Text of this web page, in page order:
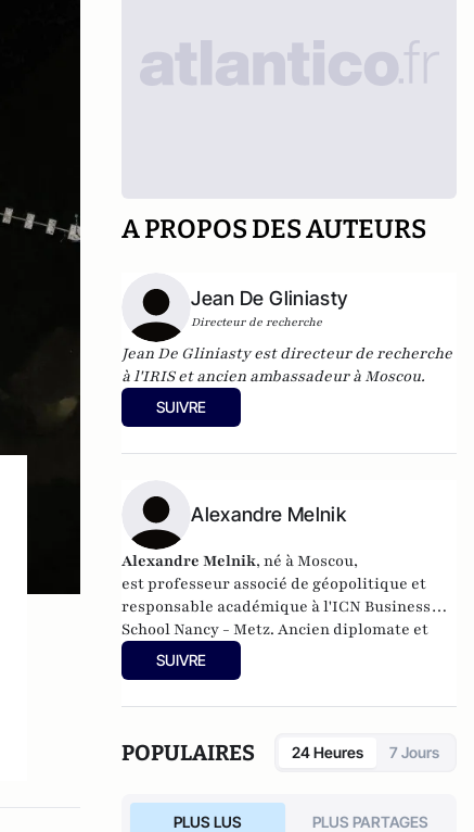
A PROPOS DES AUTEURS
Jean De Gliniasty
Directeur de recherche
Jean De Gliniasty est directeur de recherche
à l'IRIS et ancien ambassadeur à Moscou.
SUIVRE
Alexandre Melnik
Alexandre Melnik, né à Moscou,
est professeur associé de géopolitique et
responsable académique à l'ICN Business
School Nancy - Metz. Ancien diplomate et
speach writer à l'ambassade de Russie à
Pairs, il est aussi conférencier international
éditionsson premier A-book :
Reconnecter
la France au monde - Globalisation, mode
SUIVRE
POPULAIRES 24 Heures 7 Jours
PLUS LUS PLUS PARTAGES